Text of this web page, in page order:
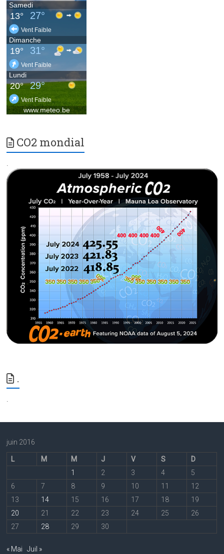
CO2 mondial
.
.
.
juin 2016
L M M J V S
D
1
2 3 4
5
6
7 8 9 10 11
12
13
14 15 16 17 18
19
20
21 22 23 24 25
26
27
28 29 30
« Mai Juil »